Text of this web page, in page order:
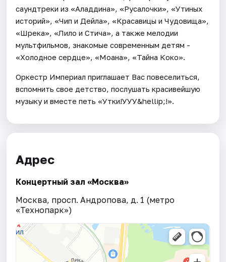
саундтреки из «Аладдина», «Русалочки», «Утиных
историй», «Чип и Дейла», «Красавицы и Чудовища»,
«Шрека», «Лило и Стича», а также мелодии
мультфильмов, знакомые современным детям -
«Холодное сердце», «Моана», «Тайна Коко».
Оркестр Империал приглашает Вас повеселиться,
вспомнить свое детство, послушать красивейшую
музыку и вместе петь «Утки!УУУ&hellip;!».
Адрес
Концертный зал «Москва»
Москва, просп. Андропова, д. 1 (метро
«Технопарк»)